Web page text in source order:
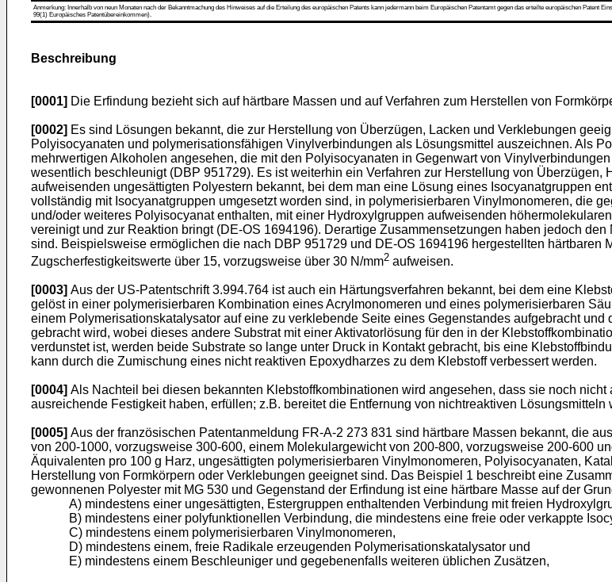
Anmerkung: Innerhalb von neun Monaten nach der Bekanntmachung des Hinweises auf die Erteilung des europäischen Patents kann jedermann beim Europäischen Patentamt gegen das erteilte europäischen
99(1) Europäisches Patentübereinkommen).
Beschreibung
[0001] Die Erfindung bezieht sich auf härtbare Massen und auf Verfahren zum Herstellen von
[0002] Es sind Lösungen bekannt, die zur Herstellung von Überzügen, Lacken und Verklebungen
Polyisocyanaten und polymerisationsfähigen Vinylverbindungen als Lösungsmittel auszeichnen. Als
mehrwertigen Alkoholen angesehen, die mit den Polyisocyanaten in Gegenwart von
wesentlich beschleunigt (DBP 951729). Es ist weiterhin ein Verfahren zur Herstellung von
aufweisenden ungesättigten Polyestern bekannt, bei dem man eine Lösung eines Isocyanatgruppen
vollständig mit Isocyanatgruppen umgesetzt worden sind, in polymerisierbaren Vinylmonomeren, die
und/oder weiteres Polyisocyanat enthalten, mit einer Hydroxylgruppen aufweisenden
vereinigt und zur Reaktion bringt (DE-OS 1694196). Derartige Zusammensetzungen haben jedoch
sind. Beispielsweise ermöglichen die nach DBP 951729 und DE-OS 1694196 hergestellten härtbaren
Zugscherfestigkeitswerte über 15, vorzugsweise über 30 N/mm2 aufweisen.
[0003] Aus der US-Patentschrift 3.994.764 ist auch ein Härtungsverfahren bekannt, bei dem eine
gelöst in einer polymerisierbaren Kombination eines Acrylmonomeren und eines polymerisierbaren
einem Polymerisationskatalysator auf eine zu verklebende Seite eines Gegenstandes aufgebracht
gebracht wird, wobei dieses andere Substrat mit einer Aktivatorlösung für den in der
verdunstet ist, werden beide Substrate so lange unter Druck in Kontakt gebracht, bis eine
kann durch die Zumischung eines nicht reaktiven Epoxydharzes zu dem Klebstoff verbessert werden.
[0004] Als Nachteil bei diesen bekannten Klebstoffkombinationen wird angesehen, dass sie noch
ausreichende Festigkeit haben, erfüllen; z.B. bereitet die Entfernung von nichtreaktiven
[0005] Aus der französischen Patentanmeldung FR-A-2 273 831 sind härtbare Massen bekannt, die
von 200-1000, vorzugsweise 300-600, einem Molekulargewicht von 200-800, vorzugsweise 200-600
Äquivalenten pro 100 g Harz, ungesättigten polymerisierbaren Vinylmonomeren, Polyisocyanaten,
Herstellung von Formkörpern oder Verklebungen geeignet sind. Das Beispiel 1 beschreibt eine
gewonnenen Polyester mit MG 530 und Gegenstand der Erfindung ist eine härtbare Masse auf der
A) mindestens einer ungesättigten, Estergruppen enthaltenden Verbindung mit freien
B) mindestens einer polyfunktionellen Verbindung, die mindestens eine freie oder verkappte
C) mindestens einem polymerisierbaren Vinylmonomeren,
D) mindestens einem, freie Radikale erzeugenden Polymerisationskatalysator und
E) mindestens einem Beschleuniger und gegebenenfalls weiteren üblichen Zusätzen,